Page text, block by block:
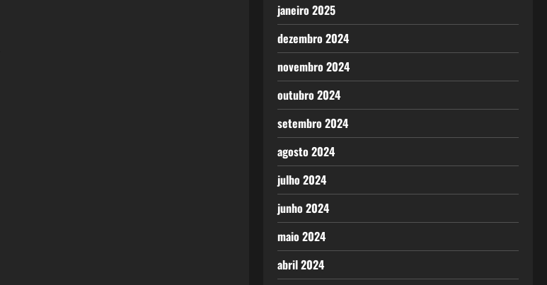
janeiro 2025
dezembro 2024
novembro 2024
outubro 2024
setembro 2024
agosto 2024
julho 2024
junho 2024
maio 2024
abril 2024